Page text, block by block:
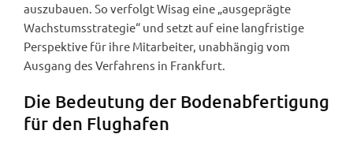
auszubauen. So verfolgt Wisag eine „ausgeprägte
Wachstumsstrategie“ und setzt auf eine langfristige
Perspektive für ihre Mitarbeiter, unabhängig vom
Ausgang des Verfahrens in Frankfurt.
Die Bedeutung der Bodenabfertigung
für den Flughafen